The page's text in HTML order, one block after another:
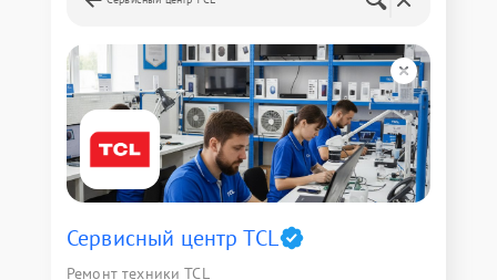
Сервисный центр TCL
Ремонт техники TCL